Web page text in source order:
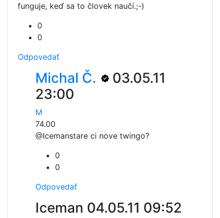
funguje, keď sa to človek naučí.;-)
0
0
Odpovedať
Michal Č.
03.05.11
23:00
M
74.00
@Icemanstare ci nove twingo?
0
0
Odpovedať
Iceman 04.05.11 09:52